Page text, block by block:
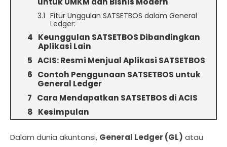
Fitur Unggulan SATSETBOS dalam General
Ledger:
Keunggulan SATSETBOS Dibandingkan
Aplikasi Lain
ACIS: Resmi Menjual Aplikasi SATSETBOS
Contoh Penggunaan SATSETBOS untuk
General Ledger
Cara Mendapatkan SATSETBOS di ACIS
Kesimpulan
Dalam dunia akuntansi, General Ledger (GL) atau